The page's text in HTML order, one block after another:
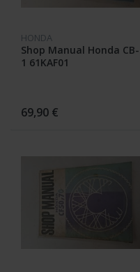
HONDA
Shop Manual Honda CB-
1 61KAF01
69,90 €